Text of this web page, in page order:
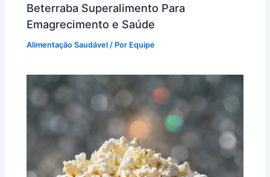
Beterraba Superalimento Para
Emagrecimento e Saúde
Alimentação Saudável / Por Equipe